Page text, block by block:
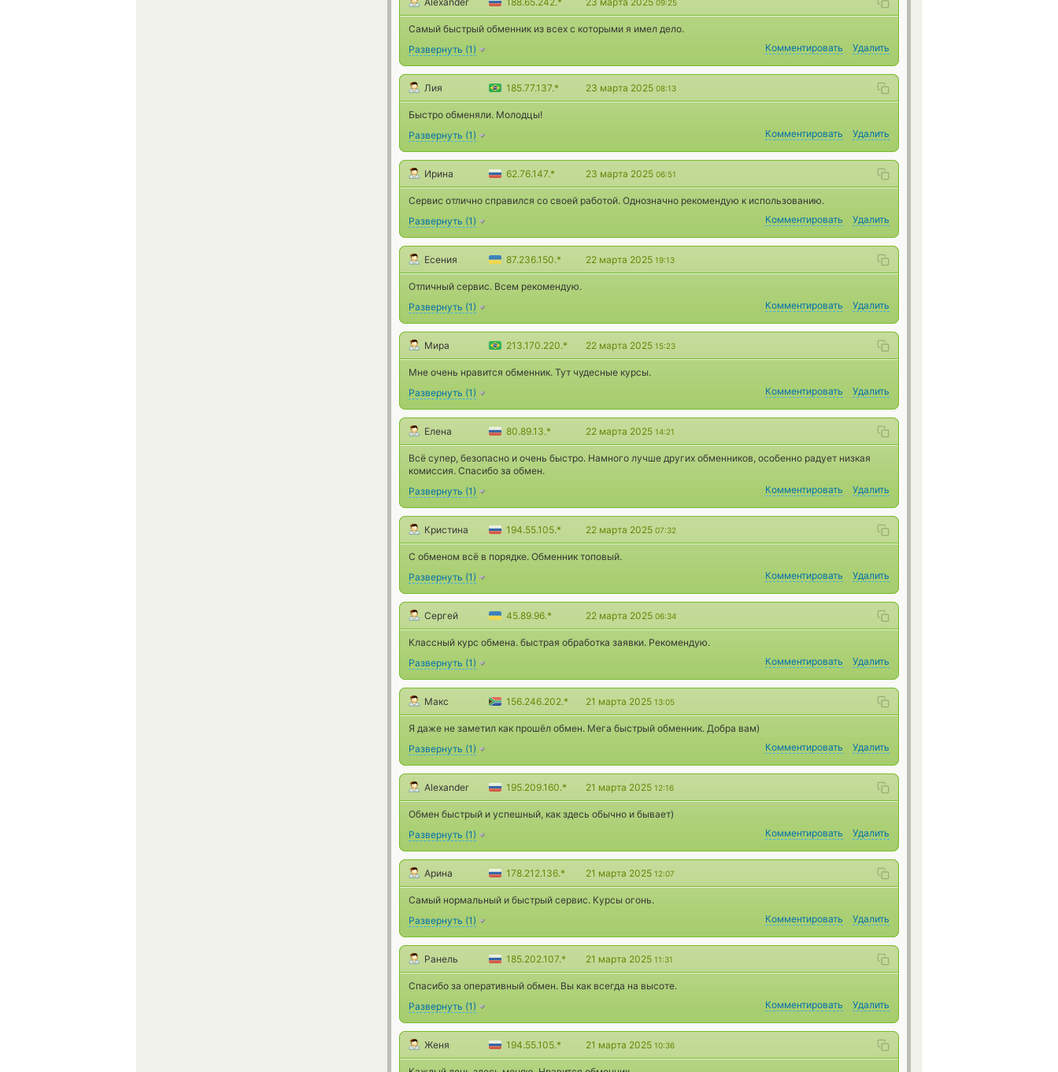
09:25
Самый быстрый обменник из всех с которыми я имел дело.
Развернуть (1) Комментировать Удалить
Лия 185.77.137.* 23 марта 2025 08:13
Быстро обменяли. Молодцы!
Развернуть (1) Комментировать Удалить
Ирина 62.76.147.* 23 марта 2025 06:51
Сервис отлично справился со своей работой. Однозначно рекомендую к использованию.
Развернуть (1) Комментировать Удалить
Есения 87.236.150.* 22 марта 2025 19:13
Отличный сервис. Всем рекомендую.
Развернуть (1) Комментировать Удалить
Мира 213.170.220.* 22 марта 2025 15:23
Мне очень нравится обменник. Тут чудесные курсы.
Развернуть (1) Комментировать Удалить
Елена 80.89.13.* 22 марта 2025 14:21
Всё супер, безопасно и очень быстро. Намного лучше других обменников, особенно радует низкая
комиссия. Спасибо за обмен.
Развернуть (1) Комментировать Удалить
Кристина 194.55.105.* 22 марта 2025 07:32
С обменом всё в порядке. Обменник топовый.
Развернуть (1) Комментировать Удалить
Сергей 45.89.96.* 22 марта 2025 06:34
Классный курс обмена. быстрая обработка заявки. Рекомендую.
Развернуть (1) Комментировать Удалить
Макс 156.246.202.* 21 марта 2025 13:05
Я даже не заметил как прошёл обмен. Мега быстрый обменник. Добра вам)
Развернуть (1) Комментировать Удалить
Alexander 195.209.160.* 21 марта 2025 12:16
Обмен быстрый и успешный, как здесь обычно и бывает)
Развернуть (1) Комментировать Удалить
Арина 178.212.136.* 21 марта 2025 12:07
Самый нормальный и быстрый сервис. Курсы огонь.
Развернуть (1) Комментировать Удалить
Ранель 185.202.107.* 21 марта 2025 11:31
Спасибо за оперативный обмен. Вы как всегда на высоте.
Развернуть (1) Комментировать Удалить
Женя 194.55.105.* 21 марта 2025 10:36